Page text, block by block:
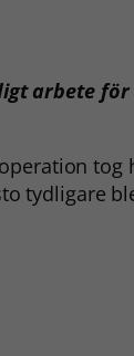
arbete
tydligare